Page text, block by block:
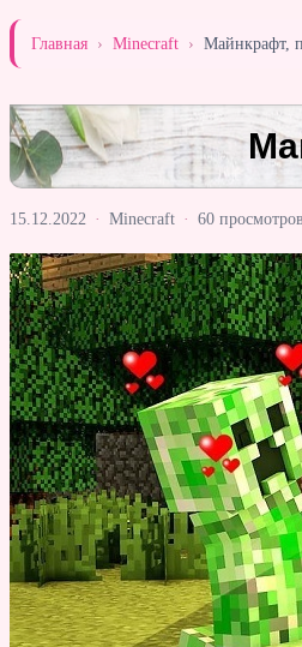
Главная › Minecraft › Майнкрафт,
15.12.2022 · Minecraft · 60 просмотров